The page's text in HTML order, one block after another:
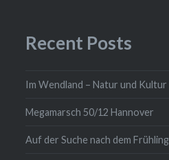
Recent Posts
Im Wendland – Natur und Kultur
Megamarsch 50/12 Hannover
Auf der Suche nach dem Frühling